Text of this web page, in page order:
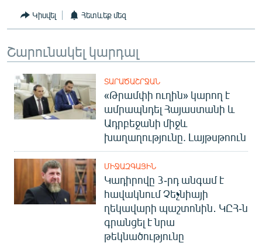
Կիսվել Հետևեք մեզ
Շարունակել կարդալ
ՏԱՐԱԾԱՇՐՋԱՆ
«Թրամփի ուղին» կարող է
ամրապնդել Հայաստանի և
Ադրբեջանի միջև
խաղաղությունը. Լայթսթոուն
ՄԻՋԱԶԳԱՅԻՆ
Կադիրովը 3-րդ անգամ է
հավակնում Չեչնիայի
ղեկավարի պաշտոնին․ ԿԸՀ-ն
գրանցել է նրա
թեկնածությունը